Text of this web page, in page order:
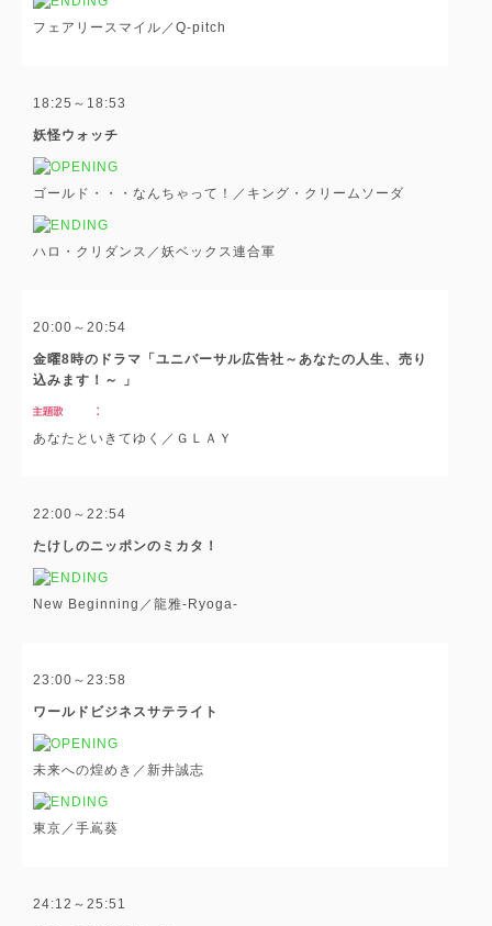
フェアリースマイル／Q-pitch
18:25～18:53
妖怪ウォッチ
ゴールド・・・なんちゃって！／キング・クリームソーダ
ハロ・クリダンス／妖ベックス連合軍
20:00～20:54
金曜8時のドラマ「ユニバーサル広告社～あなたの人生、売り
込みます！～ 」
あなたといきてゆく／ＧＬＡＹ
22:00～22:54
たけしのニッポンのミカタ！
New Beginning／龍雅-Ryoga-
23:00～23:58
ワールドビジネスサテライト
未来への煌めき／新井誠志
東京／手嶌葵
24:12～25:51